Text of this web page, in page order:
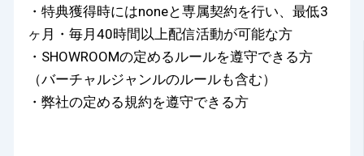
・特典獲得時にはnoneと専属契約を行い、最低3
ヶ月・毎月40時間以上配信活動が可能な方
・SHOWROOMの定めるルールを遵守できる方
（バーチャルジャンルのルールも含む）
・弊社の定める規約を遵守できる方